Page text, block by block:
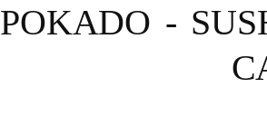
POKADO -